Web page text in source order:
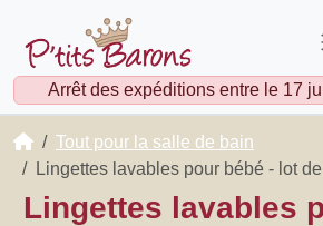
Arrêt des expéditions entre le 17
Accueil
Tout pour la salle de bain
Lingettes lavables pour bébé - lot
Lingettes lavables